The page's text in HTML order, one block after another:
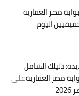
مصر العقارية
اليوم
دليلك الشامل
على